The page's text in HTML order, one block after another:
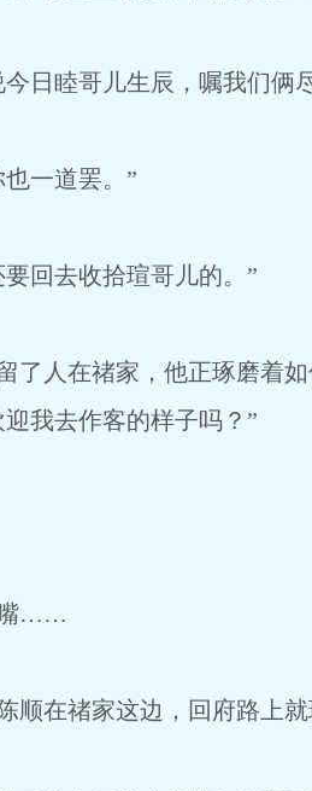
睦哥儿生辰，嘱我们俩
一道罢。”
回去收拾瑄哥儿的。”
人在禇家，他正琢磨着如
我去作客的样子吗？”
嘴……
在禇家这边，回府路上就